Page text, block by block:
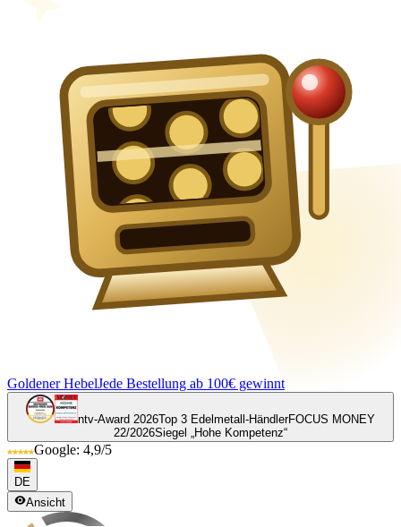
Goldener HebelJede Bestellung ab 100€ gewinnt
ntv-Award 2026Top 3 Edelmetall-HändlerFOCUS MONEY
22/2026Siegel „Hohe Kompetenz“
Google: 4,9/5
DE
Ansicht